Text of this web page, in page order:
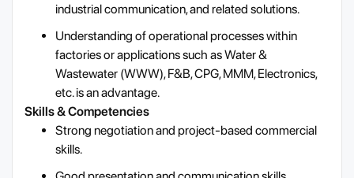
industrial communication, and related solutions.
Understanding of operational processes within
factories or applications such as Water &
Wastewater (WWW), F&B, CPG, MMM, Electronics,
etc. is an advantage.
Skills & Competencies
Strong negotiation and project-based commercial
skills.